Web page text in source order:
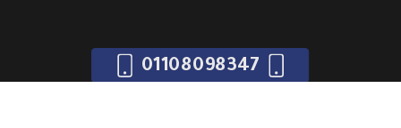
01108098347